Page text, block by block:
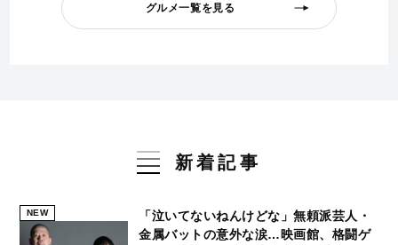
グルメ一覧を見る
新着記事
NEW
「泣いてないねんけどな」無頼派芸人・
金属バットの意外な涙…映画館、格闘ゲ